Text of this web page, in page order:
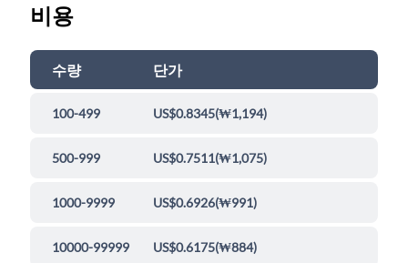
비용
수량 단가
100-499 US$0.8345(₩1,194)
500-999 US$0.7511(₩1,075)
1000-9999 US$0.6926(₩991)
10000-99999 US$0.6175(₩884)